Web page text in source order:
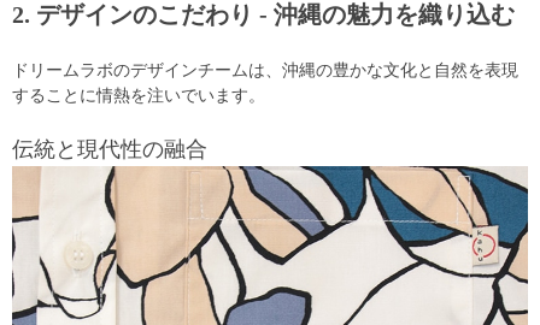
2. デザインのこだわり - 沖縄の魅力を織り込む
ドリームラボのデザインチームは、沖縄の豊かな文化と自然を表現
することに情熱を注いでいます。
伝統と現代性の融合